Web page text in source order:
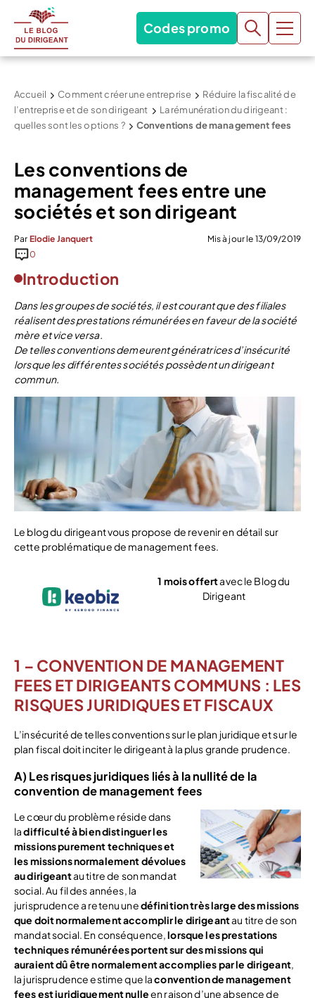
Codes promo
Accueil Comment créer une entreprise
Réduire la fiscalité de
l’entreprise et de son dirigeant
La rémunération du dirigeant :
quelles sont les options ?
Conventions de management fees
Les conventions de
management fees entre une
sociétés et son dirigeant
Par Elodie Janquert
Mis à jour le 13/09/2019
0
Introduction
Dans les groupes de sociétés, il est courant que des filiales
réalisent des prestations rémunérées en faveur de la société
mère et vice versa.
De telles conventions demeurent génératrices d’insécurité
lorsque les différentes sociétés possèdent un dirigeant
commun.
Le blog du dirigeant vous propose de revenir en détail sur
cette problématique de management fees.
1 mois offertavec le Blog du
Dirigeant
1 – CONVENTION DE MANAGEMENT
FEES ET DIRIGEANTS COMMUNS : LES
RISQUES JURIDIQUES ET FISCAUX
L’insécurité de telles conventions sur le plan juridique et sur le
plan fiscal doit inciter le dirigeant à la plus grande prudence.
A) Les risques juridiques liés à la nullité de la
convention de management fees
Le cœur du problème réside dans
ladifficulté à bien distinguer les
missions purement techniques et
les missions normalement dévolues
au dirigeantau titre de son mandat
social. Au fil des années, la
jurisprudence a retenu unedéfinition très large des missions
que doit normalement accomplir le dirigeantau titre de son
mandat social. En conséquence,lorsque les prestations
techniques rémunérées portent sur des missions qui
auraient dû être normalement accomplies par le dirigeant,
la jurisprudence estime que laconvention de management
fees est juridiquement nulleen raison d’une absence de